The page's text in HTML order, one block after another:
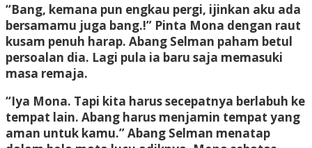
“Bang, kemana pun engkau pergi, ijinkan aku ada
bersamamu juga bang.!” Pinta Mona dengan raut
kusam penuh harap. Abang Selman paham betul
persoalan dia. Lagi pula ia baru saja memasuki
masa remaja.
“Iya Mona. Tapi kita harus secepatnya berlabuh ke
tempat lain. Abang harus menjamin tempat yang
aman untuk kamu.” Abang Selman menatap